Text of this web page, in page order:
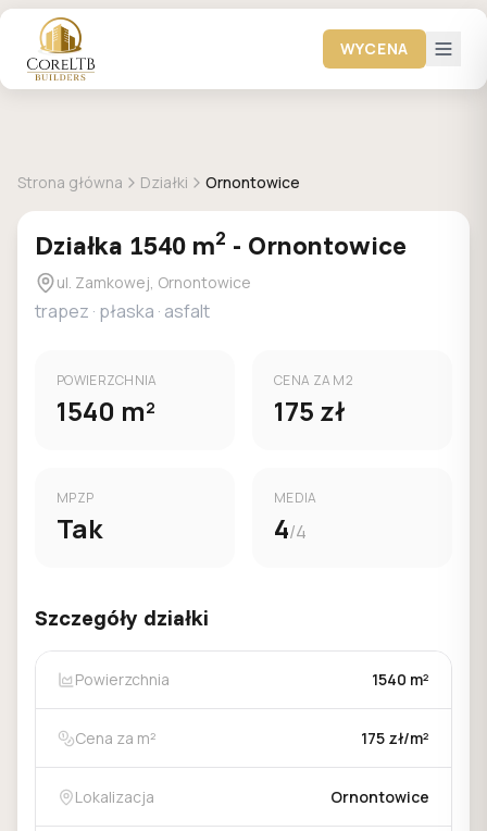
WYCENA
Strona główna Działki Ornontowice
Działka 1540 m2 - Ornontowice
ul. Zamkowej, Ornontowice
trapez · płaska · asfalt
POWIERZCHNIA
1540 m2
CENA ZA M2
175 zł
MPZP
Tak
MEDIA
4/4
Szczegóły działki
Powierzchnia 1540 m²
Cena za m² 175 zł/m²
Lokalizacja Ornontowice